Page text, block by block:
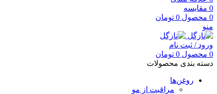
0 مقایسه
0 محصول 0 تومان
منو
ورود / ثبت نام
0 محصول 0 تومان
دسته بندی محصولات
روغن‌ها
مراقبت از مو